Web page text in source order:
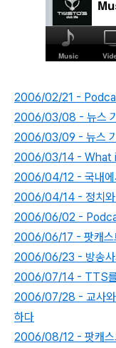
2006/02/21 -
2006/03/08 - 뉴스
2006/03/09 - 뉴스
2006/03/14 - What
2006/04/12 - 국내에
2006/04/14 - 정치
2006/06/02 -
2006/06/17 - 팟캐스
2006/06/23 - 방송사
2006/07/14 - TTS를
2006/07/28 - 교사와
하다
2006/08/12 - 팟캐스